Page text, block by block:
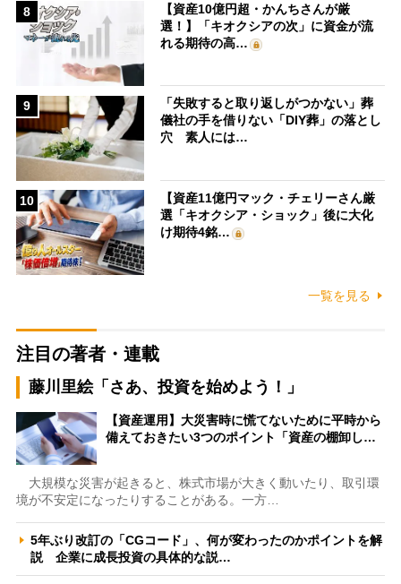
8
【資産10億円超・かんちさんが厳
選！】「キオクシアの次」に資金が流
れる期待の高…
9
「失敗すると取り返しがつかない」葬
儀社の手を借りない「DIY葬」の落とし
穴 素人には…
10
【資産11億円マック・チェリーさん厳
選「キオクシア・ショック」後に大化
け期待4銘…
一覧を見る
注目の著者・連載
藤川里絵「さあ、投資を始めよう！」
【資産運用】大災害時に慌てないために平時から
備えておきたい3つのポイント「資産の棚卸し…
大規模な災害が起きると、株式市場が大きく動いたり、取引環
境が不安定になったりすることがある。一方…
5年ぶり改訂の「CGコード」、何が変わったのかポイントを解
説 企業に成長投資の具体的な説…